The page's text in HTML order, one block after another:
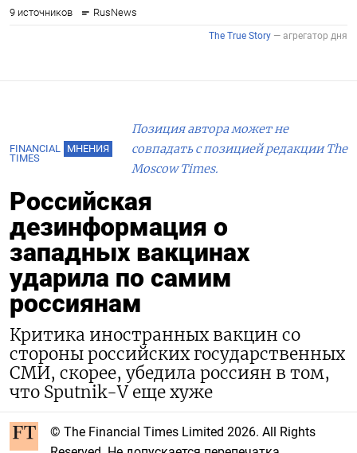
FINANCIAL
TIMES
МНЕНИЯ
Позиция автора может не
совпадать с позицией редакции The
Moscow Times.
Российская
дезинформация о
западных вакцинах
ударила по самим
россиянам
Критика иностранных вакцин со
стороны российских государственных
СМИ, скорее, убедила россиян в том,
что Sputnik-V еще хуже
© The Financial Times Limited 2026. All Rights